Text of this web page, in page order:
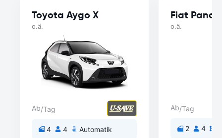
Toyota Aygo X
o.ä.
Ab/Tag
4 4 Automatik
Fiat Panda
o.ä.
Ab/Tag
2 4